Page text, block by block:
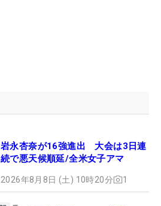
岩永杏奈が16強進出 大会は3日連
続で悪天候順延/全米女子アマ
2026年8月8日 (土) 10時20分 1